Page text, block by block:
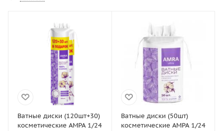
Ватные диски (120шт+30)
косметические АМРА 1/24
Ватные диски (50шт)
косметические АМРА 1/24